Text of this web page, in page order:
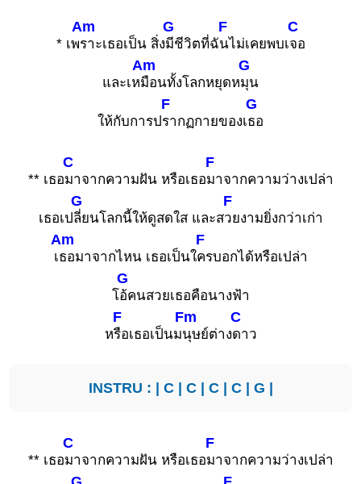
* เพ
Am
ราะเธอเป็น สิ่ง
G
มีชีวิตที่ฉั
F
นไม่เคยพบเ
C
จอ
และเห
Am
มือนทั้งโลกหยุดห
G
มุน
ให้กับการป
F
รากฏกายของเ
G
ธอ
** เธอ
C
มาจากความฝัน หรือเธอ
F
มาจากความว่างเปล่า
เธอเป
G
ลี่ยนโลกนี้ให้ดูสดใส และส
F
วยงามยิ่งกว่าเก่า
เ
Am
ธอมาจากไหน เธอเป็นใ
F
ครบอกได้หรือเปล่า
โ
G
อ้คนสวยเธอคือนางฟ้า
ห
F
รือเธอเป็นม
Fm
นุษย์ต่าง
C
ดาว
INSTRU : | C| C| C| C| G |
** เธอ
C
มาจากความฝัน หรือเธอ
F
มาจากความว่างเปล่า